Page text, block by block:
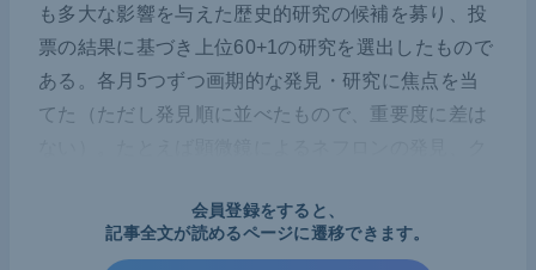
も多大な影響を与えた歴史的研究の候補を募り、投
票の結果に基づき上位60+1の研究を選出したもので
ある。各月5つずつ画期的な発見・研究に焦点を当
てた（ただし発見順に並べたもので、重要度に差は
を示した研究など腎臓病学の礎となるものから、最
新の研究まで幅広い研究が選出されている。今回は
会員登録をすると、
記事全文が読めるページに遷移できます。